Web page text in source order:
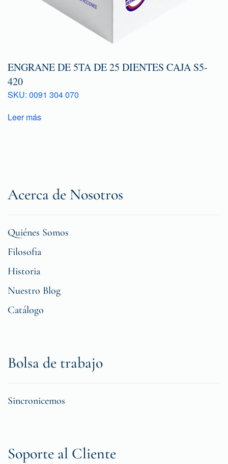
ENGRANE DE 5TA DE 25 DIENTES CAJA S5-
420
SKU: 0091 304 070
Leer más
Acerca de Nosotros
Quiénes Somos
Filosofia
Historia
Nuestro Blog
Catálogo
Bolsa de trabajo
Sincronicemos
Soporte al Cliente